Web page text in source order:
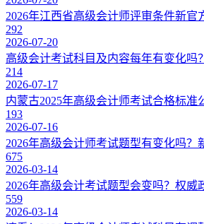
2026年江西省高级会计师评审条件新官
292
2026-07-20
高级会计考试科目及内容每年有变化吗？
214
2026-07-17
内蒙古2025年高级会计师考试合格标准
193
2026-07-16
2026年高级会计师考试题型有变化吗？
675
2026-03-14
2026年高级会计考试题型会变吗？权威
559
2026-03-14